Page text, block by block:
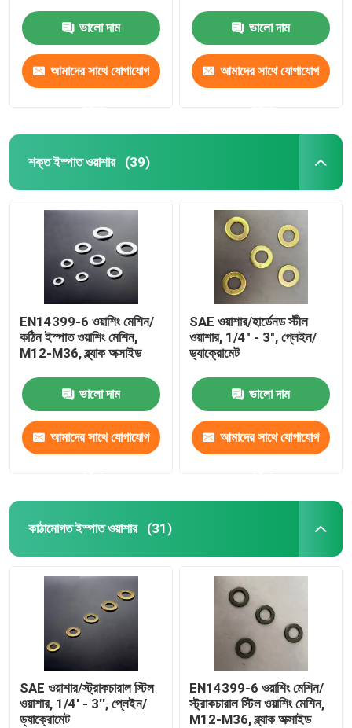
ভালো দাম
আমাদের সাথে যোগাযোগ
ভালো দাম
আমাদের সাথে যোগাযোগ
শক্ত ইস্পাত ওয়াশার (39)
EN14399-6 ওয়াশিং মেশিন/
কঠিন ইস্পাত ওয়াশিং মেশিন,
M12-M36, ব্ল্যাক অক্সাইড
ভালো দাম
আমাদের সাথে যোগাযোগ
SAE ওয়াশার/হার্ডেনড স্টীল
ওয়াশার, 1/4" - 3", প্লেইন/
ড্যাক্রোমেট
ভালো দাম
আমাদের সাথে যোগাযোগ
কাঠামোগত ইস্পাত ওয়াশার (31)
SAE ওয়াশার/স্ট্রাকচারাল স্টিল
ওয়াশার, 1/4' - 3'', প্লেইন/
ড্যাক্রোমেট
EN14399-6 ওয়াশিং মেশিন/
স্ট্রাকচারাল স্টিল ওয়াশিং মেশিন,
M12-M36, ব্ল্যাক অক্সাইড